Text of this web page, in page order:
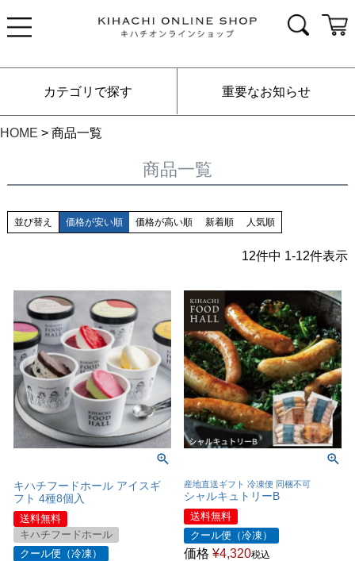
カテゴリで探す 重要なお知らせ
HOME 商品一覧
商品一覧
並び替え 価格が安い順 価格が高い順 新着順 人気順
12件中 1-12件表示
キハチフードホール アイスギ
フト 4種8個入
送料無料
キハチフードホール
クール便（冷凍）
産地直送ギフト 冷凍便 同梱不可
シャルキュトリーB
送料無料
クール便（冷凍）
価格 ¥4,320税込